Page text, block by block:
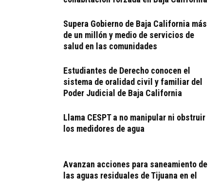
Supera Gobierno de Baja California más
de un millón y medio de servicios de
salud en las comunidades
Estudiantes de Derecho conocen el
sistema de oralidad civil y familiar del
Poder Judicial de Baja California
Llama CESPT a no manipular ni obstruir
los medidores de agua
Avanzan acciones para saneamiento de
las aguas residuales de Tijuana en el